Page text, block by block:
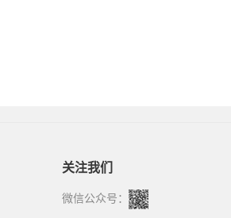
关注我们
微信公众号：